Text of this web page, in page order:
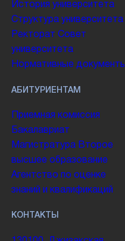
История университета
Структура университета
Ректорат Совет
университета
Нормативные документы
АБИТУРИЕНТАМ
Приемная комиссия
Бакалавриат
Магистратура Второе
высшее образование
Агентство по оценке
знаний и квалификаций
КОНТАКТЫ